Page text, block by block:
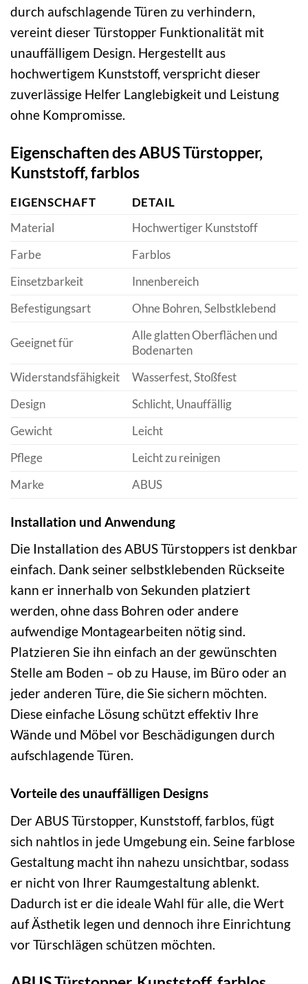
durch aufschlagende Türen zu verhindern,
vereint dieser Türstopper Funktionalität mit
unauffälligem Design. Hergestellt aus
hochwertigem Kunststoff, verspricht dieser
zuverlässige Helfer Langlebigkeit und Leistung
ohne Kompromisse.
Eigenschaften des ABUS Türstopper,
Kunststoff, farblos
EIGENSCHAFT
DETAIL
Material
Hochwertiger Kunststoff
Farbe
Farblos
Einsetzbarkeit
Innenbereich
Befestigungsart
Ohne Bohren, Selbstklebend
Geeignet für
Alle glatten Oberflächen und
Bodenarten
Widerstandsfähigkeit
Wasserfest, Stoßfest
Design
Schlicht, Unauffällig
Gewicht
Leicht
Pflege
Leicht zu reinigen
Marke
ABUS
Installation und Anwendung
Die Installation des ABUS Türstoppers ist denkbar
einfach. Dank seiner selbstklebenden Rückseite
kann er innerhalb von Sekunden platziert
werden, ohne dass Bohren oder andere
aufwendige Montagearbeiten nötig sind.
Platzieren Sie ihn einfach an der gewünschten
Stelle am Boden – ob zu Hause, im Büro oder an
jeder anderen Türe, die Sie sichern möchten.
Diese einfache Lösung schützt effektiv Ihre
Wände und Möbel vor Beschädigungen durch
aufschlagende Türen.
Vorteile des unauffälligen Designs
Der ABUS Türstopper, Kunststoff, farblos, fügt
sich nahtlos in jede Umgebung ein. Seine farblose
Gestaltung macht ihn nahezu unsichtbar, sodass
er nicht von Ihrer Raumgestaltung ablenkt.
Dadurch ist er die ideale Wahl für alle, die Wert
auf Ästhetik legen und dennoch ihre Einrichtung
vor Türschlägen schützen möchten.